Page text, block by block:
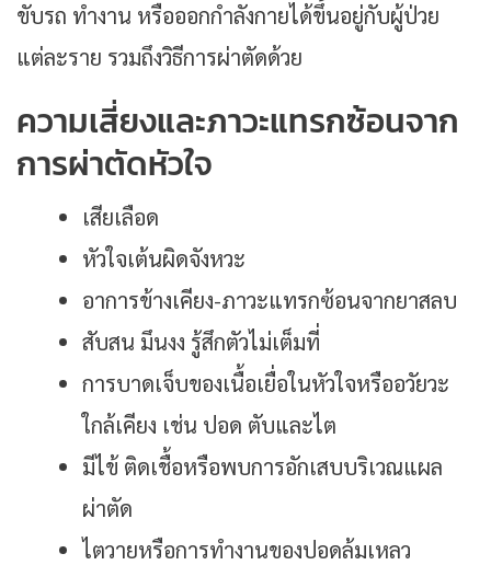
ขับรถ ทำงาน หรือออกกำลังกายได้ขึ้นอยู่กับผู้ป่วย
แต่ละราย รวมถึงวิธีการผ่าตัดด้วย
ความเสี่ยงและภาวะแทรกซ้อนจาก
การผ่าตัดหัวใจ
เสียเลือด
หัวใจเต้นผิดจังหวะ
อาการข้างเคียง-ภาวะแทรกซ้อนจากยาสลบ
สับสน มึนงง รู้สึกตัวไม่เต็มที่
การบาดเจ็บของเนื้อเยื่อในหัวใจหรืออวัยวะ
ใกล้เคียง เช่น ปอด ตับและไต
มีไข้ ติดเชื้อหรือพบการอักเสบบริเวณแผล
ผ่าตัด
ไตวายหรือการทำงานของปอดล้มเหลว